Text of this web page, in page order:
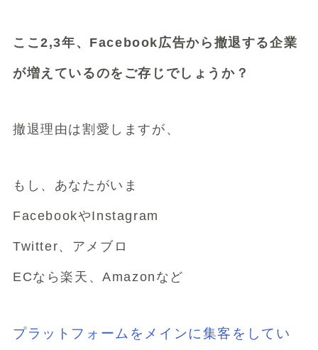
ここ2,3年、Facebook広告から撤退する企業
が増えているのをご存じでしょうか？
撤退理由は割愛しますが、
もし、あなたがいま
FacebookやInstagram
Twitter、アメブロ
ECなら楽天、Amazonなど
プラットフォームをメインに集客をしてい